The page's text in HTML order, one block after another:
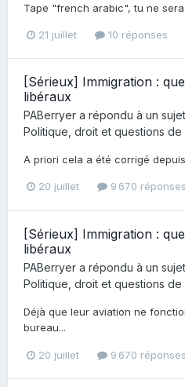
Tape "french arabic", tu ne
21 juillet 10 réponses
[Sérieux] Immigration :
libéraux
PABerryer a répondu à un
Politique, droit et questions de
A priori cela a été corrigé
20 juillet 9 670 réponses
[Sérieux] Immigration :
libéraux
PABerryer a répondu à un
Politique, droit et questions de
Déjà que leur aviation ne
bureau...
20 juillet 9 670 réponses